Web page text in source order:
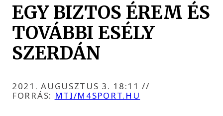
EGY BIZTOS ÉREM ÉS
TOVÁBBI ESÉLY
SZERDÁN
2021. AUGUSZTUS 3. 18:11//
FORRÁS: MTI/M4SPORT.HU